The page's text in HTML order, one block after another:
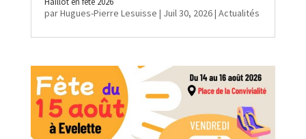
parHugues-Pierre Lesuisse | Juil 30, 2026| Actualités